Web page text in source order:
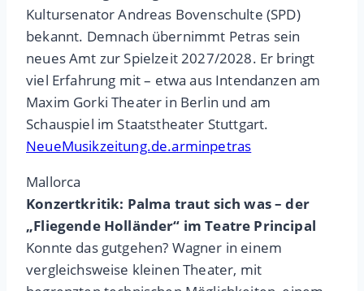
Kultursenator Andreas Bovenschulte (SPD)
bekannt. Demnach übernimmt Petras sein
neues Amt zur Spielzeit 2027/2028. Er bringt
viel Erfahrung mit – etwa aus Intendanzen am
Maxim Gorki Theater in Berlin und am
Schauspiel im Staatstheater Stuttgart.
NeueMusikzeitung.de.arminpetras
Mallorca
Konzertkritik: Palma traut sich was – der
„Fliegende Holländer“ im Teatre Principal
Konnte das gutgehen? Wagner in einem
vergleichsweise kleinen Theater, mit